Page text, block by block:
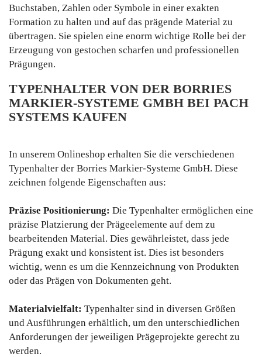
Buchstaben, Zahlen oder Symbole in einer exakten
Formation zu halten und auf das prägende Material zu
übertragen. Sie spielen eine enorm wichtige Rolle bei der
Erzeugung von gestochen scharfen und professionellen
Prägungen.
TYPENHALTER VON DER BORRIES
MARKIER-SYSTEME GMBH BEI PACH
SYSTEMS KAUFEN
In unserem Onlineshop erhalten Sie die verschiedenen
Typenhalter der Borries Markier-Systeme GmbH. Diese
zeichnen folgende Eigenschaften aus:
Präzise Positionierung: Die Typenhalter ermöglichen eine
präzise Platzierung der Prägeelemente auf dem zu
bearbeitenden Material. Dies gewährleistet, dass jede
Prägung exakt und konsistent ist. Dies ist besonders
wichtig, wenn es um die Kennzeichnung von Produkten
oder das Prägen von Dokumenten geht.
Materialvielfalt: Typenhalter sind in diversen Größen
und Ausführungen erhältlich, um den unterschiedlichen
Anforderungen der jeweiligen Prägeprojekte gerecht zu
werden.